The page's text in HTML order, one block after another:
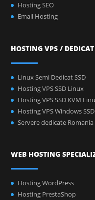
Hosting SEO
Email Hosting
HOSTING VPS / DEDICAT
Linux Semi Dedicat SSD
Hosting VPS SSD Linux
Hosting VPS SSD KVM
Hosting VPS Windows SSD
Servere dedicate Romania
WEB HOSTING
Hosting WordPress
Hosting PrestaShop